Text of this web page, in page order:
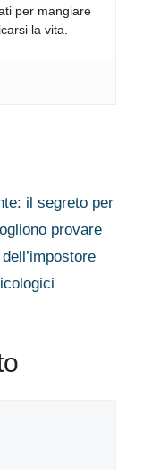
per mangiare
la vita.
il segreto per
provare